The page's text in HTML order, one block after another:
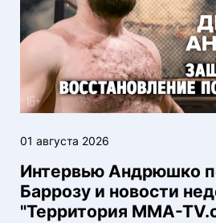
01 августа 2026
Интервью Андрюшко
Баррозу и новости
"Территория MMA-